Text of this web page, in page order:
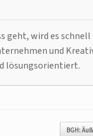
geht, wird es
und
lösungsorientiert.
BGH: